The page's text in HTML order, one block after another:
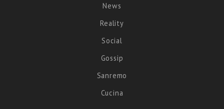
News
Reality
Social
Gossip
Sanremo
Cucina